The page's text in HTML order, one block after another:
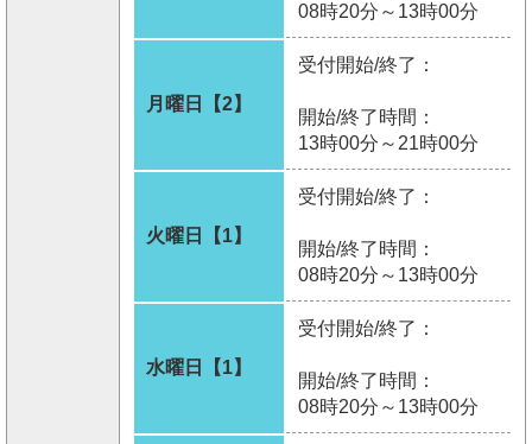
08時20分～13時00分
月曜日【2】
受付開始/終了：
開始/終了時間：
13時00分～21時00分
火曜日【1】
受付開始/終了：
開始/終了時間：
08時20分～13時00分
水曜日【1】
受付開始/終了：
開始/終了時間：
08時20分～13時00分